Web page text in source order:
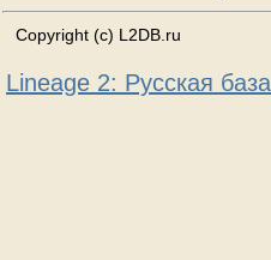
Copyright (c) L2DB.ru
Lineage 2: Русская